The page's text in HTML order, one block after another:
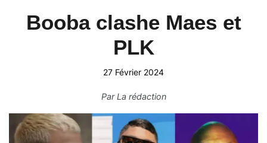
Booba clashe Maes et
PLK
27 Février 2024
ParLa rédaction